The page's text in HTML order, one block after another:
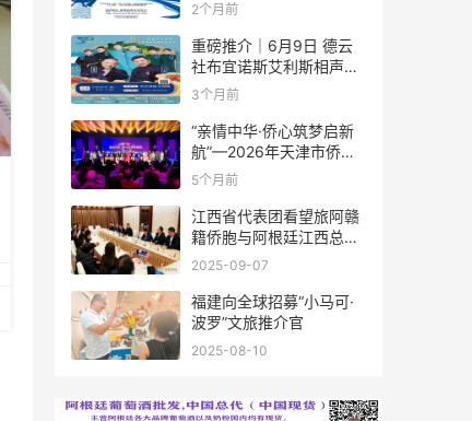
2个月前
重磅推介｜6月9日 德云
社布宜诺斯艾利斯相声专
场！国风曲艺邂逅南美风
结！
3个月前
“亲情中华·侨心筑梦启新
航”—2026年天津市侨界
新春联谊活动成功举办
5个月前
江西省代表团看望旅阿赣
籍侨胞与阿根廷江西总商
会座谈
2025-09-07
福建向全球招募“小马可·
波罗”文旅推介官
2025-08-10